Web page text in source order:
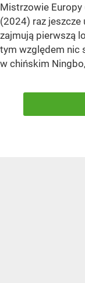
Mistrzowie
(2024) raz jeszcze
zajmują pierwszą
tym względem nic
w chińskim